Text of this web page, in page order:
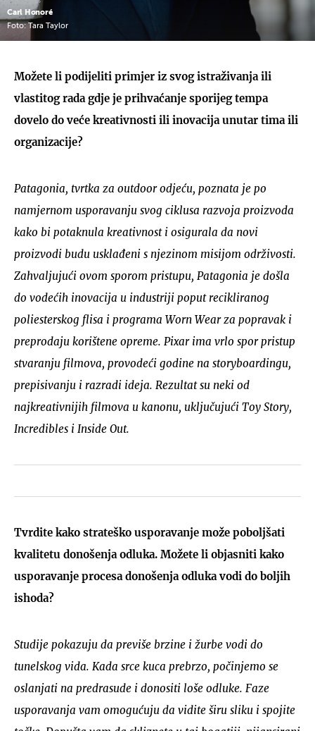
Carl Honoré
Foto: Tara Taylor
Možete li podijeliti primjer iz svog istraživanja ili
vlastitog rada gdje je prihvaćanje sporijeg tempa
dovelo do veće kreativnosti ili inovacija unutar tima ili
organizacije?
Patagonia, tvrtka za outdoor odjeću, poznata je po
namjernom usporavanju svog ciklusa razvoja proizvoda
kako bi potaknula kreativnost i osigurala da novi
proizvodi budu usklađeni s njezinom misijom održivosti.
Zahvaljujući ovom sporom pristupu, Patagonia je došla
do vodećih inovacija u industriji poput recikliranog
poliesterskog flisa i programa Worn Wear za popravak i
preprodaju korištene opreme. Pixar ima vrlo spor pristup
stvaranju filmova, provodeći godine na storyboardingu,
prepisivanju i razradi ideja. Rezultat su neki od
najkreativnijih filmova u kanonu, uključujući Toy Story,
Incredibles i Inside Out.
Tvrdite kako strateško usporavanje može poboljšati
kvalitetu donošenja odluka. Možete li objasniti kako
usporavanje procesa donošenja odluka vodi do boljih
ishoda?
Studije pokazuju da previše brzine i žurbe vodi do
tunelskog vida. Kada srce kuca prebrzo, počinjemo se
oslanjati na predrasude i donositi loše odluke. Faze
usporavanja vam omogućuju da vidite širu sliku i spojite